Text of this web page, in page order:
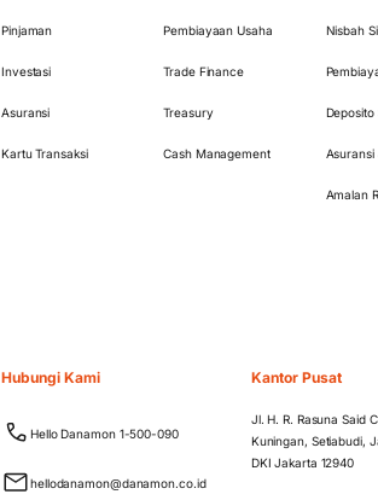
Pinjaman
Investasi
Asuransi
Kartu Transaksi
Pembiayaan Usaha
Trade Finance
Treasury
Cash Management
Nisbah
Deposito
Asuransi
Amalan
Hubungi Kami
Hello Danamon 1-500-090
hellodanamon@danamon.co.id
Kantor Pusat
Jl. H. R. Rasuna Said
Kuningan, Setiabudi,
DKI Jakarta 12940